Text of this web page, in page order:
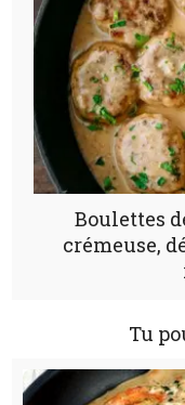
Boulettes
crémeuse,
Tu